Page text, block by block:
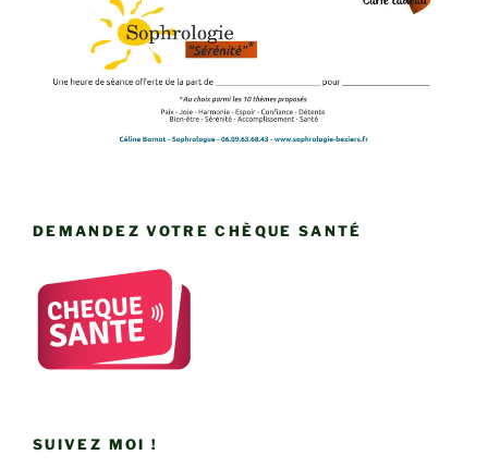
DEMANDEZ VOTRE CHÈQUE SANTÉ
SUIVEZ MOI !